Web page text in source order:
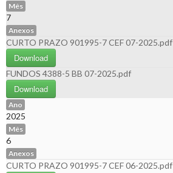
Mês
7
Anexos
CURTO PRAZO 901995-7 CEF 07-2025.pdf
Download
FUNDOS 4388-5 BB 07-2025.pdf
Download
Ano
2025
Mês
6
Anexos
CURTO PRAZO 901995-7 CEF 06-2025.pdf